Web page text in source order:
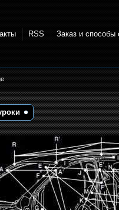
RSS Заказ и способы